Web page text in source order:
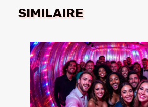
SIMILAIRE